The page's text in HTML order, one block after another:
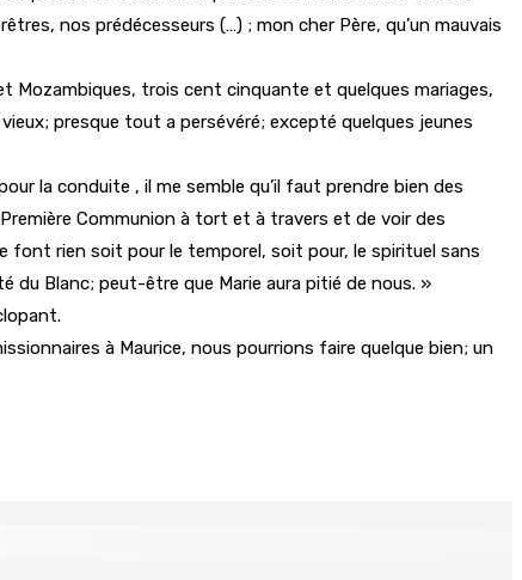
nos prédécesseurs (…) ; mon cher Père, qu’un mauvais
Mozambiques, trois cent cinquante et quelques mariages,
presque tout a persévéré; excepté quelques jeunes
la conduite , il me semble qu’il faut prendre bien des
Communion à tort et à travers et de voir des
font rien soit pour le temporel, soit pour, le spirituel sans
du Blanc; peut-être que Marie aura pitié de nous. »
à Maurice, nous pourrions faire quelque bien; un